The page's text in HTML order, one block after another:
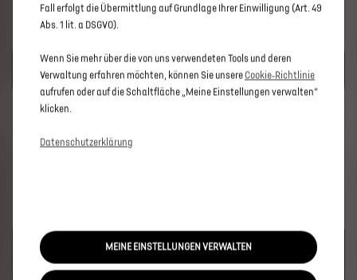
UM DIESE GOOGLE MAPS-KARTE ANZUZEIGEN, AKZEPTIEREN
SIE BITTE DIE FÜR MARKETING/WERBUNG RELEVANTEN-
COOKIES.
Welches Fahrzeug möchten Sie?
Fall erfolgt die Übermittlung auf Grundlage Ihrer Einwilligung (Art. 49
Abs. 1 lit. a DSGVO).
Wenn Sie mehr über die von uns verwendeten Tools und deren
Verwaltung erfahren möchten, können Sie unsere Cookie‑Richtlinie
aufrufen oder auf die Schaltfläche „Meine Einstellungen verwalten“
klicken.
Datenschutzerklärung
MEINE EINSTELLUNGEN VERWALTEN